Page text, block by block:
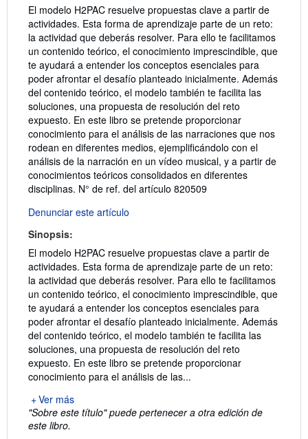
Descripción:
El modelo H2PAC resuelve propuestas clave a partir de
actividades. Esta forma de aprendizaje parte de un reto:
la actividad que deberás resolver. Para ello te facilitamos
un contenido teórico, el conocimiento imprescindible, que
te ayudará a entender los conceptos esenciales para
poder afrontar el desafío planteado inicialmente. Además
del contenido teórico, el modelo también te facilita las
soluciones, una propuesta de resolución del reto
expuesto. En este libro se pretende proporcionar
conocimiento para el análisis de las narraciones que nos
rodean en diferentes medios, ejemplificándolo con el
análisis de la narración en un vídeo musical, y a partir de
conocimientos teóricos consolidados en diferentes
disciplinas. N° de ref. del artículo 820509
Denunciar este artículo
Sinopsis:
El modelo H2PAC resuelve propuestas clave a partir de
actividades. Esta forma de aprendizaje parte de un reto:
la actividad que deberás resolver. Para ello te facilitamos
un contenido teórico, el conocimiento imprescindible, que
te ayudará a entender los conceptos esenciales para
poder afrontar el desafío planteado inicialmente. Además
del contenido teórico, el modelo también te facilita las
soluciones, una propuesta de resolución del reto
expuesto. En este libro se pretende proporcionar
conocimiento para el análisis de las...
Ver más
"Sobre este título" puede pertenecer a otra edición de
este libro.